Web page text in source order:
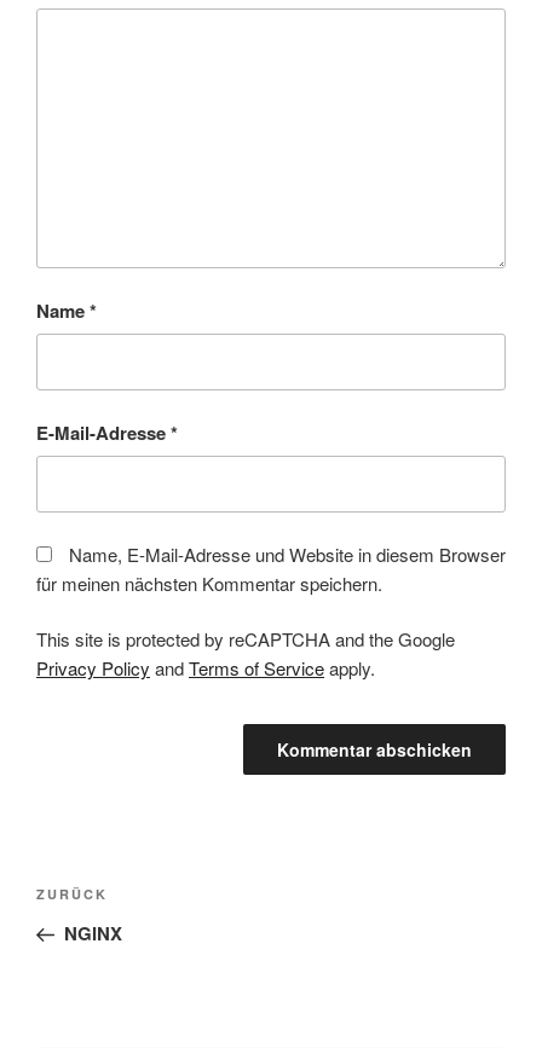
Name*
E-Mail-Adresse*
Name, E-Mail-Adresse und Website in diesem Browser
für meinen nächsten Kommentar speichern.
This site is protected by reCAPTCHA and the Google
Privacy Policy andTerms of Serviceapply.
Beitragsnavigation
Vorheriger
Beitrag
ZURÜCK
NGINX